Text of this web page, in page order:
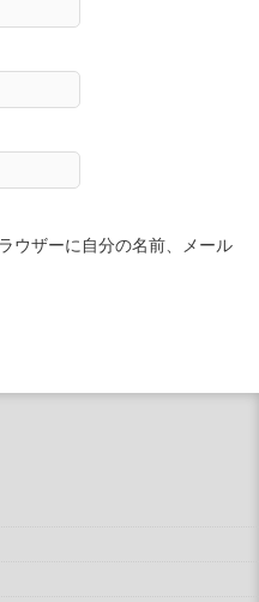
ウザーに自分の名前、メール